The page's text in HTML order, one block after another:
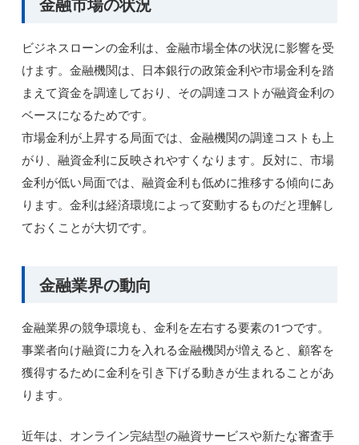
金融市場の状況
ビジネスローンの金利は、金融市場全体の状況に影響を受
けます。金融機関は、日本銀行の政策金利や市場金利を踏
まえて資金を調達しており、その調達コストが融資金利の
ベースになるためです。
市場金利が上昇する局面では、金融機関の調達コストも上
がり、融資金利に反映されやすくなります。反対に、市場
金利が低い局面では、融資金利も低めに推移する傾向にあ
ります。金利は経済環境によって変動するものだと理解し
ておくことが大切です。
金融業界の動向
金融業界の競争環境も、金利を左右する要素の1つです。
事業者向け融資に力を入れる金融機関が増えると、顧客を
獲得するために金利を引き下げる動きが生まれることがあ
ります。
近年は、オンライン完結型の融資サービスや新たな審査手